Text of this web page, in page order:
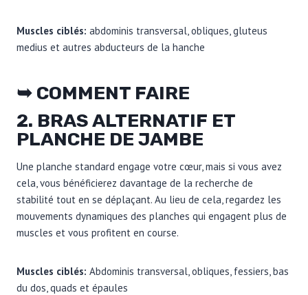
Muscles ciblés: abdominis transversal, obliques, gluteus
medius et autres abducteurs de la hanche
➥ COMMENT FAIRE
2. BRAS ALTERNATIF ET
PLANCHE DE JAMBE
Une planche standard engage votre cœur, mais si vous avez
cela, vous bénéficierez davantage de la recherche de
stabilité tout en se déplaçant. Au lieu de cela, regardez les
mouvements dynamiques des planches qui engagent plus de
muscles et vous profitent en course.
Muscles ciblés: Abdominis transversal, obliques, fessiers, bas
du dos, quads et épaules